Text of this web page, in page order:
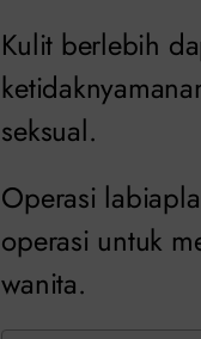
Kulit berlebih
seksual.
Operasi
operasi untuk
wanita.